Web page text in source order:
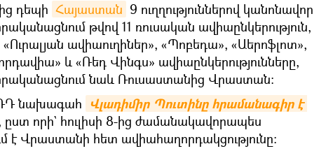
դեպի Հայաստան 9 ուղղություններով կանոնավոր
թվով 11 ռուսական ավիաընկերություն,
«Ուրալյան ավիաուղիներ», «Պոբեդա», «Աերոֆլոտ»,
և «Ռեդ Վինգս» ավիաընկերությունները,
նաև Ռուսաստանից Վրաստան։
ՌԴ նախագահ Վլադիմիր Պուտինը հրամանագիր է
ըստ որի` հուլիսի 8-ից ժամանակավորապես
է Վրաստանի հետ ավիահաղորդակցությունը։